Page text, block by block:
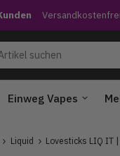
Einweg Vapes
Liquid Lovesticks LIQ IT